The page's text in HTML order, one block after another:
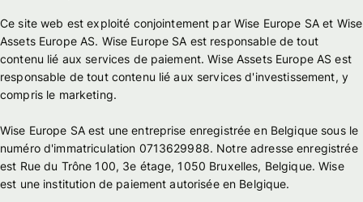
Ce site web est exploité conjointement par Wise Europe SA et Wise
Assets Europe AS. Wise Europe SA est responsable de tout
contenu lié aux services de paiement. Wise Assets Europe AS est
responsable de tout contenu lié aux services d'investissement, y
compris le marketing.
Wise Europe SA est une entreprise enregistrée en Belgique sous le
numéro d'immatriculation 0713629988. Notre adresse enregistrée
est Rue du Trône 100, 3e étage, 1050 Bruxelles, Belgique. Wise
est une institution de paiement autorisée en Belgique.